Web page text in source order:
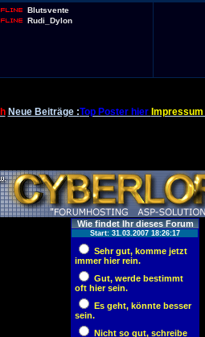
Blutsvente
Rudi_Dylon
Neue Beiträge :Top Poster hier Impressum